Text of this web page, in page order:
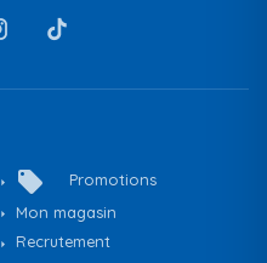
local_offer
Promotions
Mon magasin
Recrutement